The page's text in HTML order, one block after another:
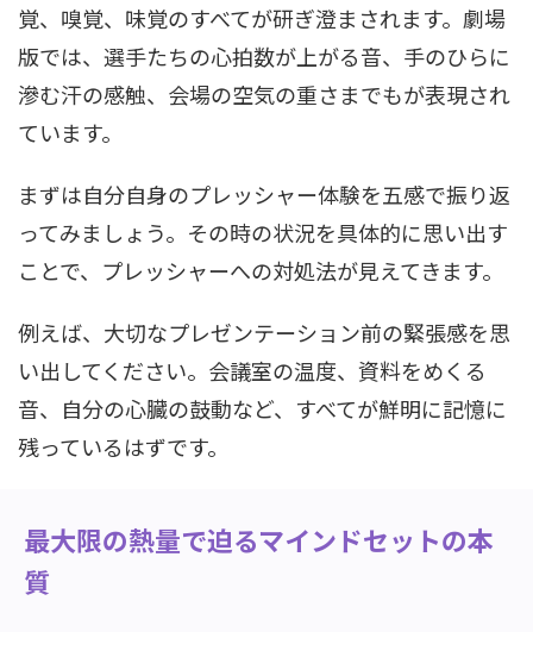
覚、嗅覚、味覚のすべてが研ぎ澄まされます。劇場
版では、選手たちの心拍数が上がる音、手のひらに
滲む汗の感触、会場の空気の重さまでもが表現され
ています。
まずは自分自身のプレッシャー体験を五感で振り返
ってみましょう。その時の状況を具体的に思い出す
ことで、プレッシャーへの対処法が見えてきます。
例えば、大切なプレゼンテーション前の緊張感を思
い出してください。会議室の温度、資料をめくる
音、自分の心臓の鼓動など、すべてが鮮明に記憶に
残っているはずです。
最大限の熱量で迫るマインドセットの本
質